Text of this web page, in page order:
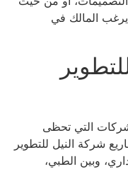
يرغب المالك في
التي تحظى
شركة النيل للتطوير
وبين الطبي،